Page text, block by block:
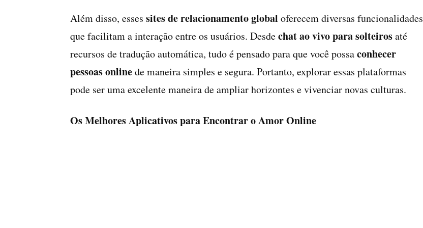
Além disso, esses sites de relacionamento global oferecem diversas funcionalidades
que facilitam a interação entre os usuários. Desdechat ao vivo para solteirosaté
recursos de tradução automática, tudo é pensado para que você possaconhecer
pessoas onlinede maneira simples e segura. Portanto, explorar essas plataformas
pode ser uma excelente maneira de ampliar horizontes e vivenciar novas culturas.
Os Melhores Aplicativos para Encontrar o Amor Online